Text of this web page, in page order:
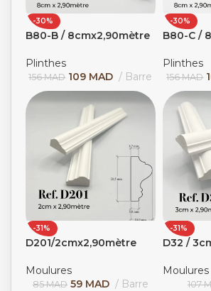
-30%
B80-B / 8cmx2,90mètre
Plinthes
156MAD 109 MAD Barre
-30%
B80-C /
Plinthes
156MAD
-31%
D201/2cmx2,90mètre
Moulures
85MAD 59 MAD Barre
-31%
D32 /
Moulures
107